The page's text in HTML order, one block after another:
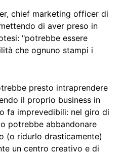
chief marketing officer di
di aver preso in
"potrebbe essere
che ognuno stampi i
presto intraprendere
il proprio business in
fa imprevedibili: nel giro di
potrebbe abbandonare
(o ridurlo drasticamente)
un centro creativo e di